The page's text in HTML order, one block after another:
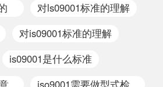
对ls09001标准的理解
对is09001标准的理解
is09001是什么标准
iso9001需要做型式检